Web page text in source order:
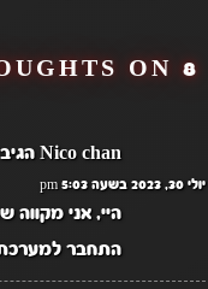
8 THOUGHTS ON “
Nico chan
יולי 30, 2023 בשעה 5:03 pm
היי, אני מקווה
התחבר